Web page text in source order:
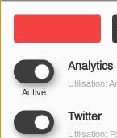
Analytics
Activé
Utilisation:
Twitter
Utilisation:
30 SEPTEMBRE
Fermé depuis
Soissons a été
d'être reconstruit.